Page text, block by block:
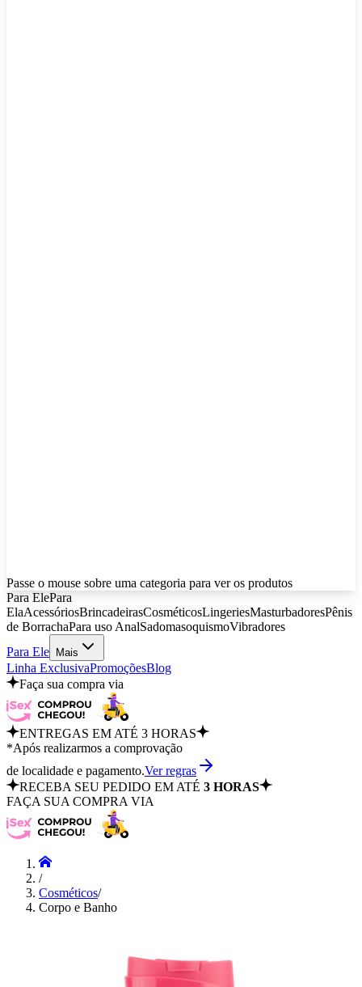
Passe o mouse sobre uma categoria para ver os produtos
Para ElePara
ElaAcessóriosBrincadeirasCosméticosLingeriesMasturbadoresPênis
de BorrachaPara uso AnalSadomasoquismoVibradores
Para Ele
Mais
Linha ExclusivaPromoçõesBlog
Faça sua compra via
ENTREGAS EM ATÉ 3 HORAS
*Após realizarmos a comprovação
de localidade e pagamento.Ver regras
RECEBA SEU PEDIDO EM ATÉ 3 HORAS
FAÇA SUA COMPRA VIA
/
Cosméticos/
Corpo e Banho